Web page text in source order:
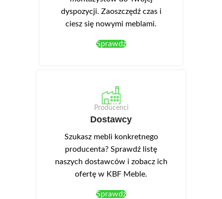
dyspozycji. Zaoszczędź czas i
ciesz się nowymi meblami.
Sprawdź
Producenci
Dostawcy
Szukasz mebli konkretnego
producenta? Sprawdź listę
naszych dostawców i zobacz ich
ofertę w KBF Meble.
Sprawdź